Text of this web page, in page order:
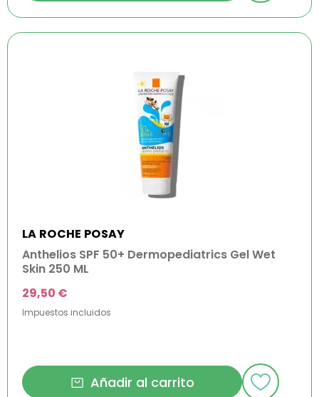
LA ROCHE POSAY
Anthelios SPF 50+ Dermopediatrics Gel Wet
Skin 250 ML
29,50 €
Impuestos incluidos
Añadir al carrito